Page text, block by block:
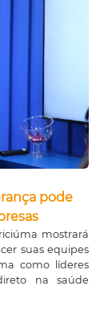
pode
mostrará
suas equipes
como líderes
na saúde